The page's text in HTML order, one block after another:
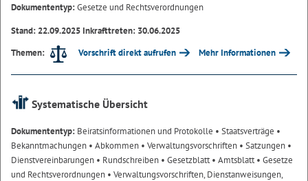
Dokumententyp:Gesetze und Rechtsverordnungen
Stand: 22.09.2025 Inkrafttreten: 30.06.2025
Themen:
Vorschrift direkt aufrufen Mehr Informationen
Systematische Übersicht
Dokumententyp: Beiratsinformationen und Protokolle • Staatsverträge •
Bekanntmachungen • Abkommen • Verwaltungsvorschriften • Satzungen •
Dienstvereinbarungen • Rundschreiben • Gesetzblatt• Amtsblatt• Gesetze
und Rechtsverordnungen • Verwaltungsvorschriften, Dienstanweisungen,